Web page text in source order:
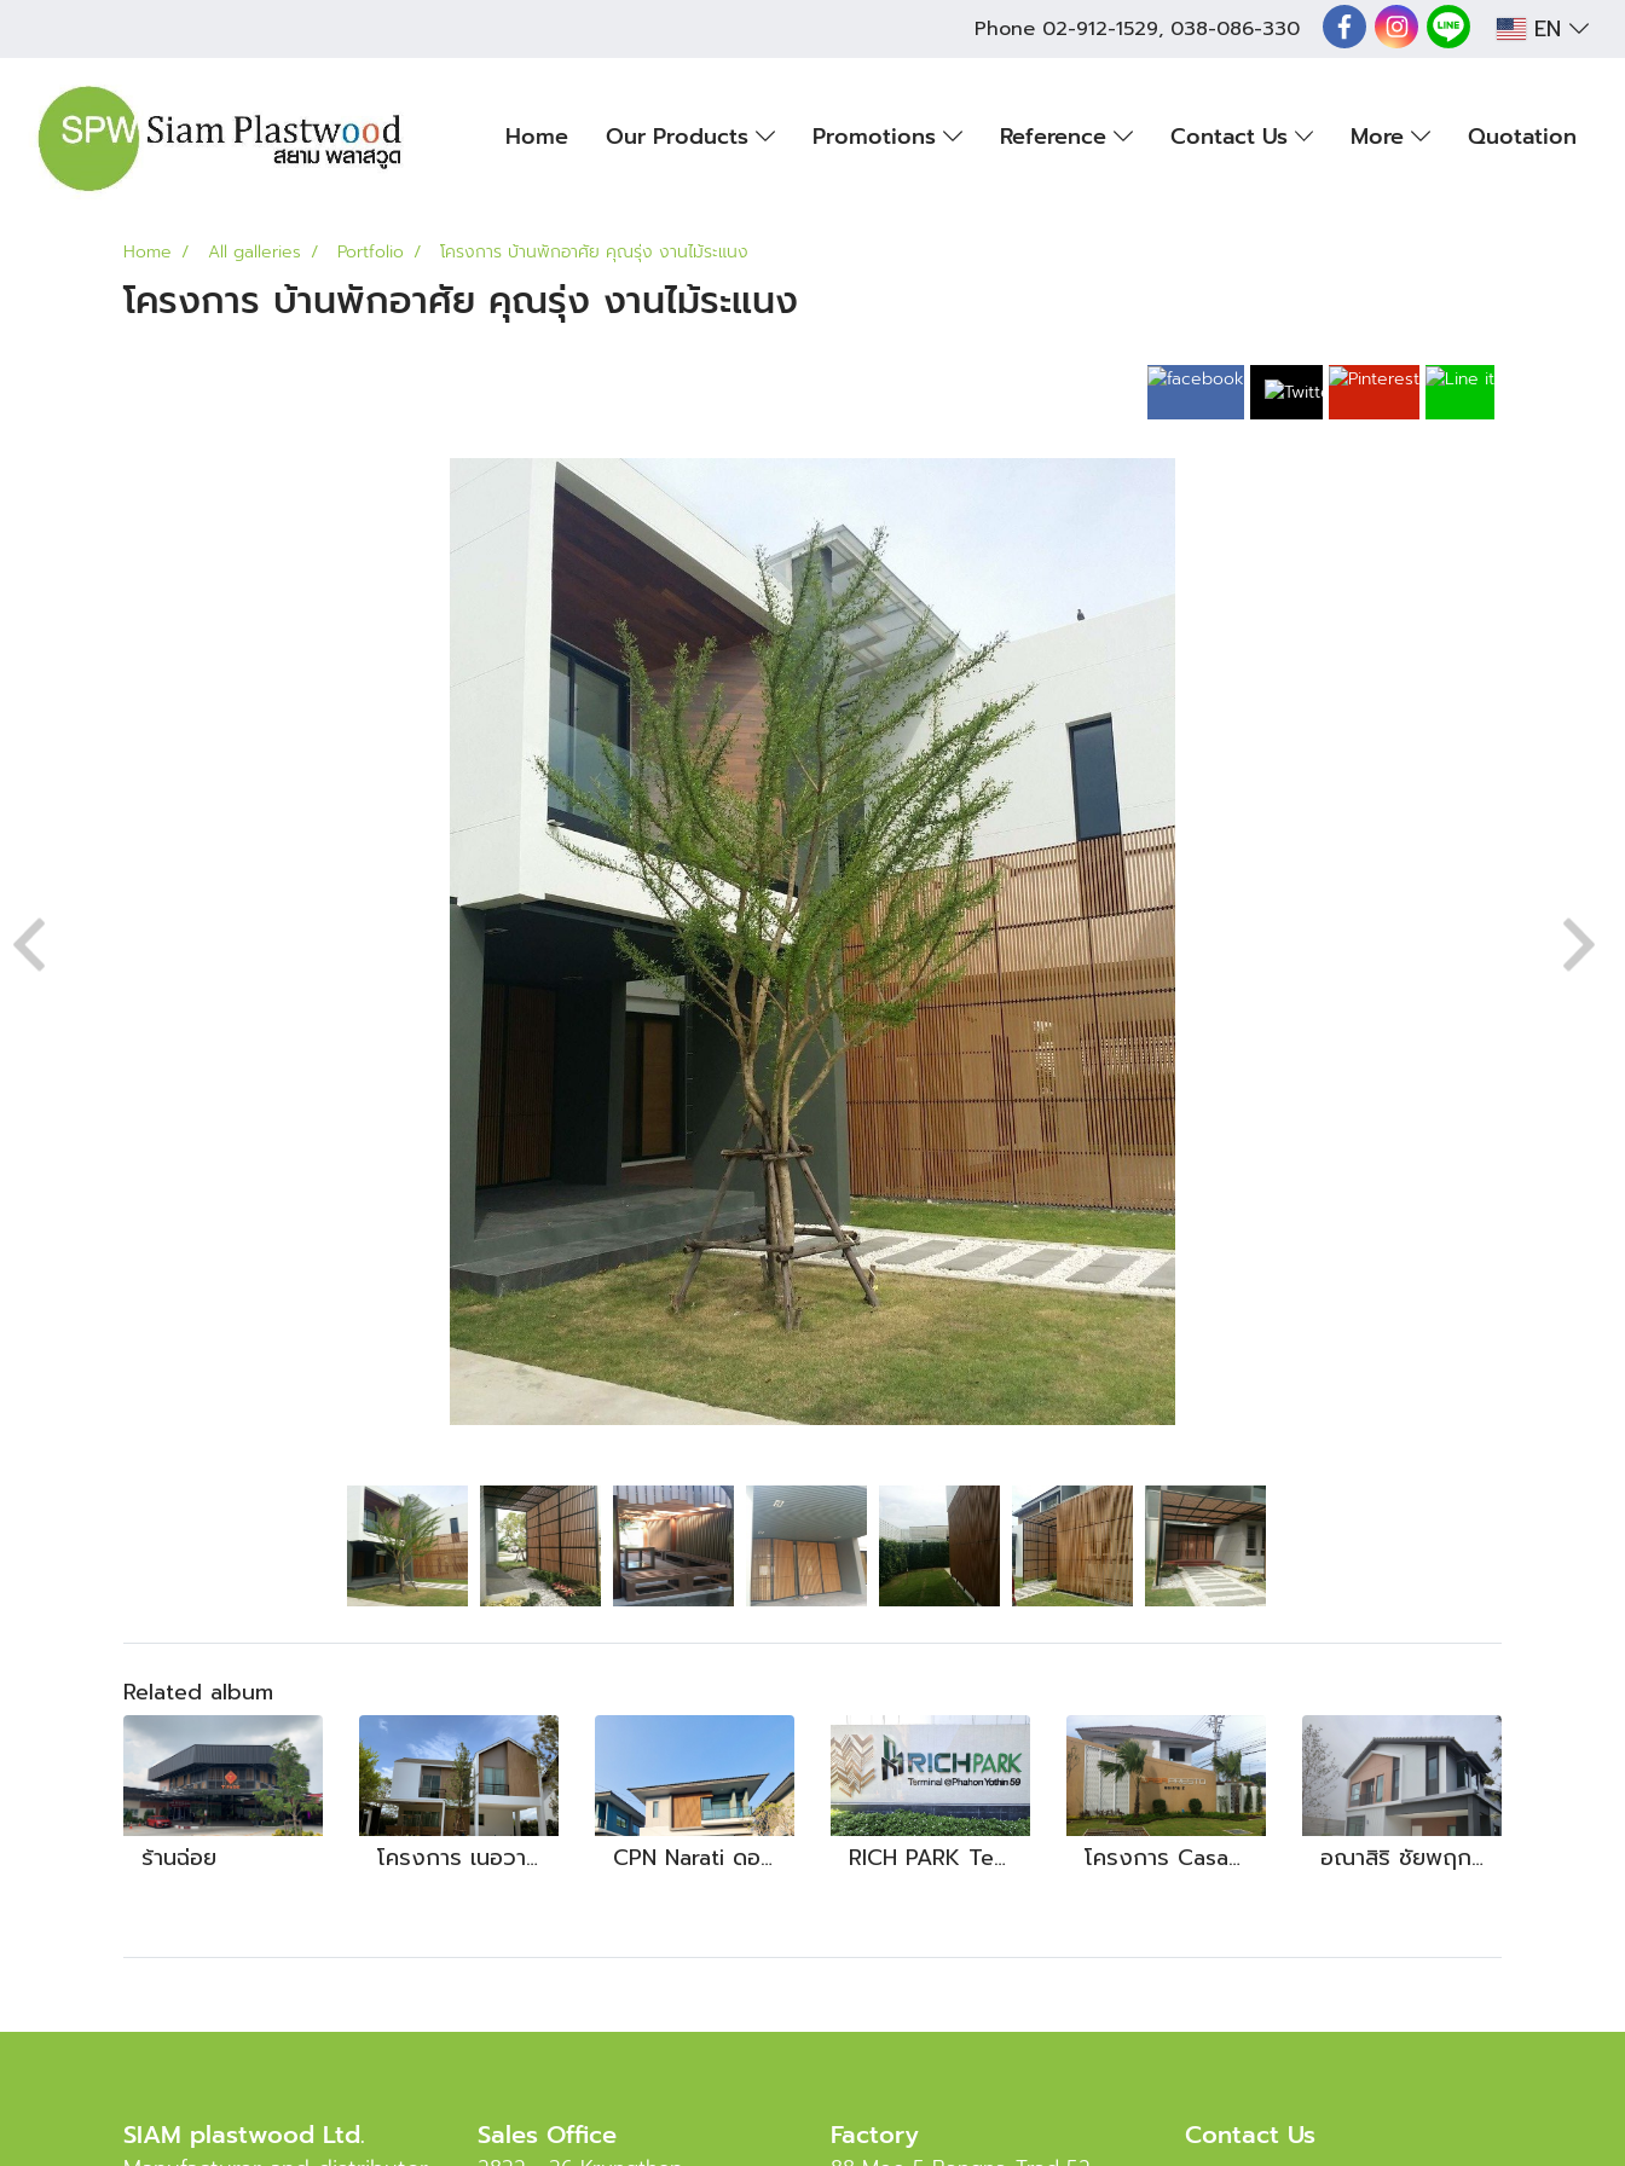
Phone 02-912-1529, 038-086-330 EN
Home Our Products Promotions Reference Contact Us More Quotation
Home All galleries Portfolio โครงการ บ้านพักอาศัย คุณรุ่ง งานไม้ระแนง
โครงการ บ้านพักอาศัย คุณรุ่ง งานไม้ระแนง
Related album
ร้านฉ่อย โครงการ เนอวาน่า บางนา CPN Narati ดอนเมือง RICH PARK Terminal @Phahonyothin 59 โครงการ Casa Rama2 อณาสิริ ชัยพฤกษ์ วงแหวน
SIAM plastwood Ltd. Sales Office Factory Contact Us